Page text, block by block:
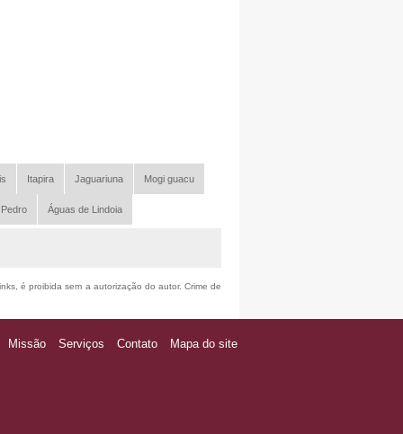
Itapira Jaguariuna Mogi guacu
Águas de Lindoia
é proibida sem a autorização do autor. Crime de
Missão Serviços Contato Mapa do site